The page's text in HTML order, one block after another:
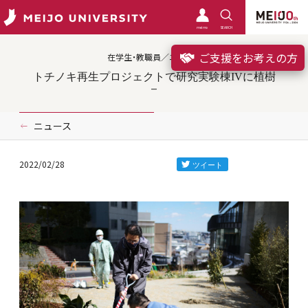
meimo SEARCH
ご支援をお考えの方
在学生・教職員／ニュース
トチノキ再生プロジェクトで研究実験棟IVに植樹
ニュース
2022/02/28